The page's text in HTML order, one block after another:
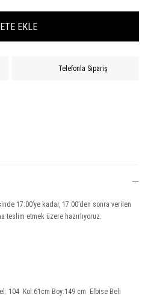
Telefonla Sipariş
17:00’ye kadar, 17:00’den sonra verilen
teslim etmek üzere hazırlıyoruz.
104 Kol:61cm Boy:149 cm Elbise Beli